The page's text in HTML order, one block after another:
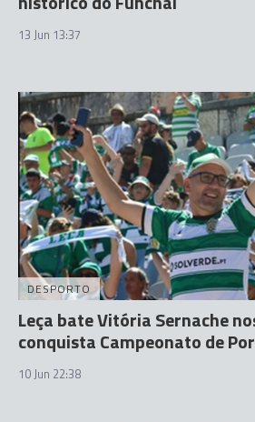
13 Jun 13:37
DESPORTO
Leça bate Vitória Sernache
conquista Campeonato de
10 Jun 22:38